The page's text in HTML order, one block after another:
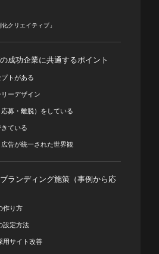
クリエイティブ」
成功企業に共通するポイント
トがある
ーデザイン
募・離脱）をしている
ている
告が統一された世界観
ランディング施策（事例から応
作り方
設定方法
用サイト改善